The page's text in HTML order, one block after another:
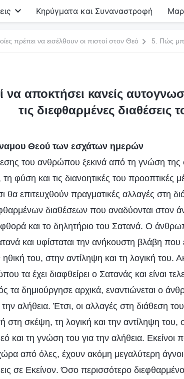
Κηρύγματα και Συναναστροφή
πρέπει να εισέλθουν οι πιστοί στον Θεό
αποκτήσει κανείς
τις διεφθαρμένες διαθέσεις
Θεού των εσχάτων ημερών
του ανθρώπου ξεκινά από τη γνώση της
φύση και τις διανοητικές του προοπτικές
θα επιτευχθούν πραγματικές αλλαγές στη
διαθέσεων που αναδύονται στον
και το δηλητήριο του Σατανά. Ο
και υφίσταται την ανήκουστη βλάβη που
του, στην αντίληψη και τη λογική του.
τα έχει διαφθείρει ο Σατανάς και είναι
τα δημιούργησε αρχικά, εναντιώνεται ο
την αλήθεια. Έτσι, οι αλλαγές στη διάθεση
στη σκέψη, τη λογική και την αντίληψη του,
και τη γνώση του για την αλήθεια. Εκείνοι
από όλες, έχουν ακόμη μεγαλύτερη
σε Εκείνον. Όσο περισσότερο